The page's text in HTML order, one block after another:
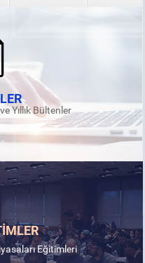
Yıllık Bültenler
Eğitimleri